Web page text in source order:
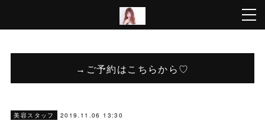
→ご予約はこちらから♡
美容スタッフ 2019.11.06 13:30